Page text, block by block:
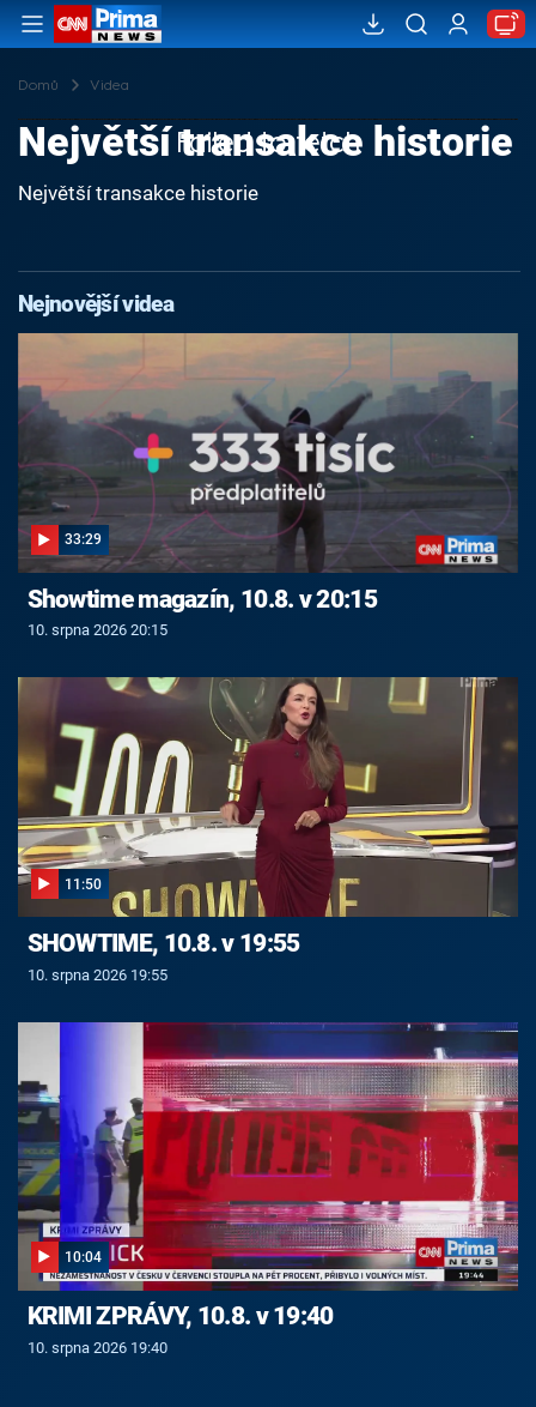
Domů Videa
Failed to fetch
Největší transakce historie
Největší transakce historie
Nejnovější videa
33:29
Showtime magazín, 10.8. v 20:15
10. srpna 2026 20:15
11:50
SHOWTIME, 10.8. v 19:55
10. srpna 2026 19:55
10:04
KRIMI ZPRÁVY, 10.8. v 19:40
10. srpna 2026 19:40